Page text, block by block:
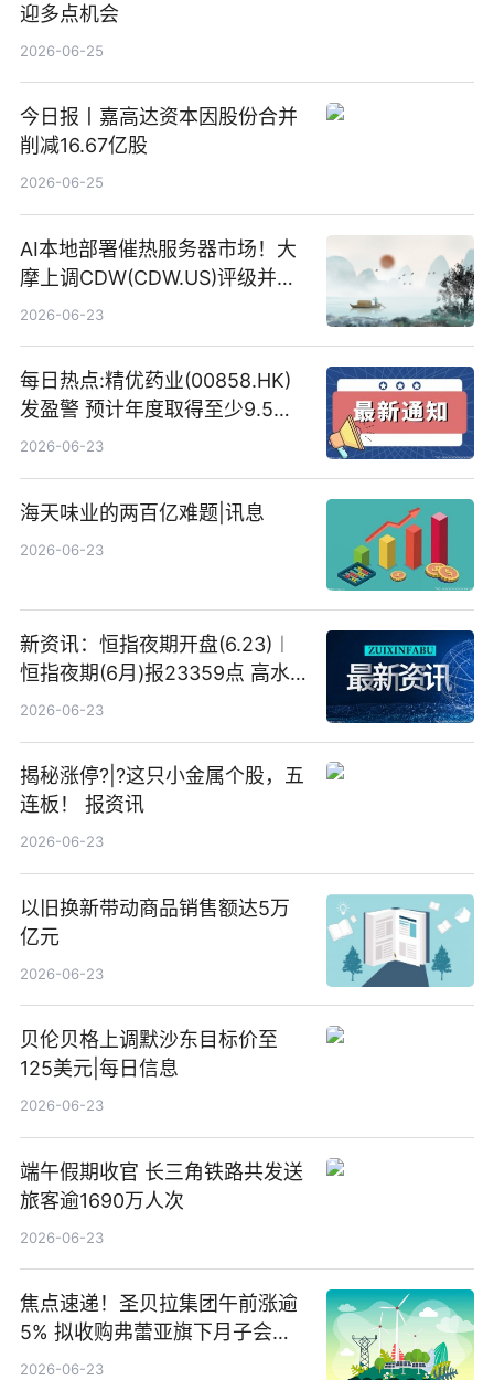
迎多点机会
2026-06-25
今日报丨嘉高达资本因股份合并
削减16.67亿股
2026-06-25
AI本地部署催热服务器市场！大
摩上调CDW(CDW.US)评级并看
高IBM(IBM.US)戴尔(DELL.US)
2026-06-23
每日热点:精优药业(00858.HK)
发盈警 预计年度取得至少9.5亿
港元的亏损 同比盈转亏
2026-06-23
海天味业的两百亿难题|讯息
2026-06-23
新资讯：恒指夜期开盘(6.23)︱
恒指夜期(6月)报23359点 高水
23点
2026-06-23
揭秘涨停?|?这只小金属个股，五
连板！ 报资讯
2026-06-23
以旧换新带动商品销售额达5万
亿元
2026-06-23
贝伦贝格上调默沙东目标价至
125美元|每日信息
2026-06-23
端午假期收官 长三角铁路共发送
旅客逾1690万人次
2026-06-23
焦点速递！圣贝拉集团午前涨逾
5% 拟收购弗蕾亚旗下月子会所
业务少数股权
2026-06-23